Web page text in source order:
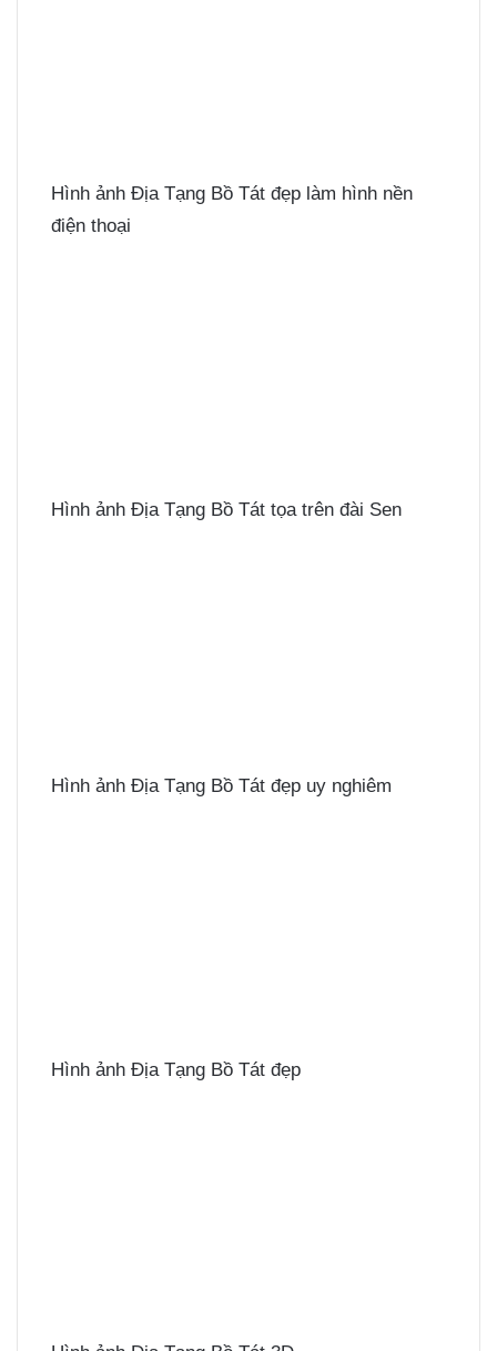
Hình ảnh Địa Tạng Bồ Tát đẹp làm hình nền
điện thoại
Hình ảnh Địa Tạng Bồ Tát tọa trên đài Sen
Hình ảnh Địa Tạng Bồ Tát đẹp uy nghiêm
Hình ảnh Địa Tạng Bồ Tát đẹp